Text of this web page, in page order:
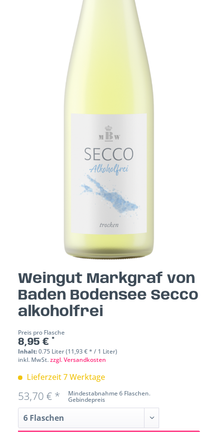
Weingut Markgraf von
Baden Bodensee Secco
alkoholfrei
Preis pro Flasche
8,95 € *
Inhalt:0.75 Liter (11,93 € * / 1 Liter)
inkl. MwSt.zzgl. Versandkosten
Lieferzeit 7 Werktage
Mindestabnahme 6 Flaschen.
Gebindepreis
53,70 € *